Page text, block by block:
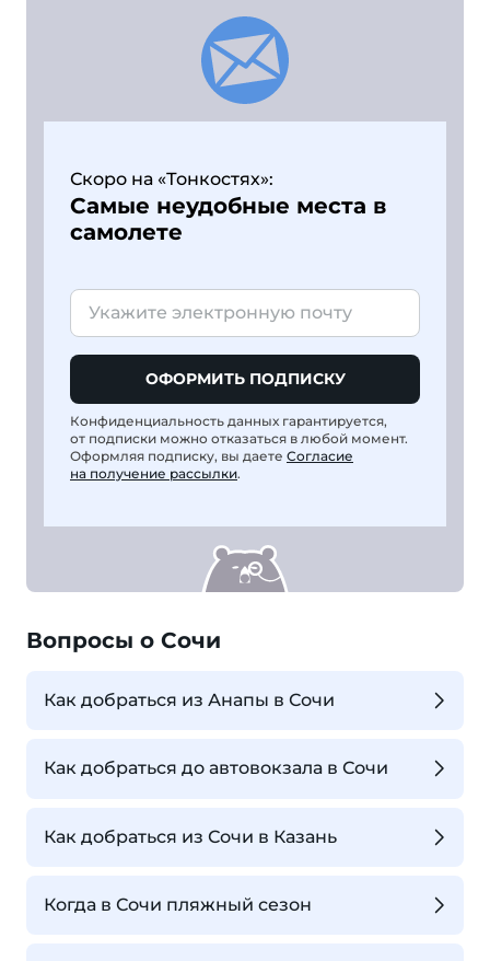
Скоро на «Тонкостях»:
Самые неудобные места в
самолете
ОФОРМИТЬ ПОДПИСКУ
Конфиденциальность данных гарантируется,
от подписки можно отказаться в любой момент.
Оформляя подписку, вы даете Согласие
на получение рассылки.
Вопросы о Сочи
Как добраться из Анапы в Сочи
Как добраться до автовокзала в Сочи
Как добраться из Сочи в Казань
Когда в Сочи пляжный сезон